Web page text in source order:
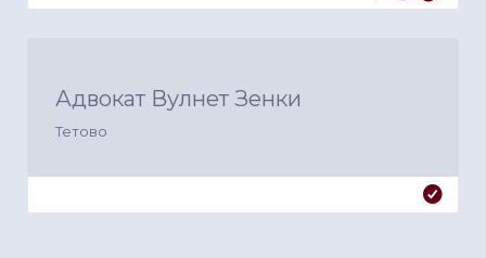
Адвокат Вулнет Зенки
Тетово